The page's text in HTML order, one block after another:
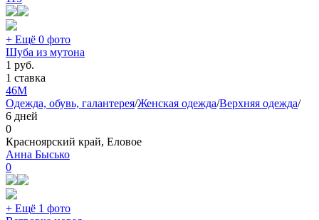
+ Ещё 0 фото
Шуба из мутона
1 руб.
1 ставка
46M
Одежда, обувь, галантерея/Женская одежда/Верхняя одежда/
6 дней
0
Красноярский край, Еловое
Анна Бысько
0
+ Ещё 1 фото